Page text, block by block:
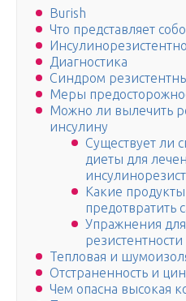
Burish
Что представляет
Диагностика
Синдром
Меры
Можно ли вылечить
инсулину
Существует ли
диеты для
Какие
предотвратить
Упражнения
Тепловая и
Отстраненность и
Чем опасна высокая